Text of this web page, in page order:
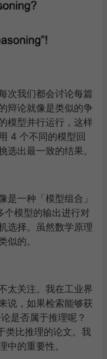
次我们都会讨论每篇
辩论就像是类似的争
模型并行运行，这样
4 个不同的模型回
选出最一致的结果。
是一种「模型组合」
个模型的输出进行对
选择。虽然数学原理
似的。
太关注。我在工业界
说，如果检索能够获
是否属于推理呢？
类比推理的论文。我
中的重要性。